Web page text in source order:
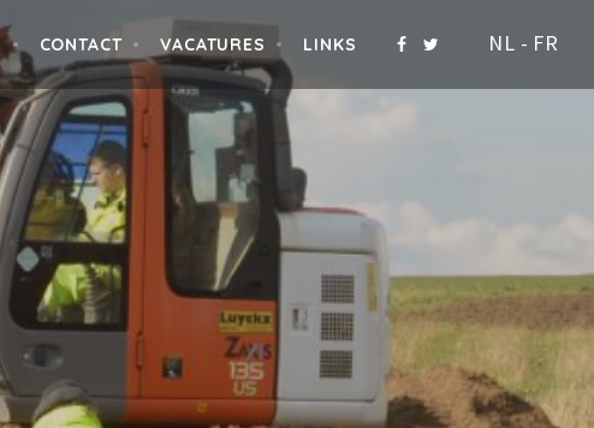
CONTACT VACATURES LINKS NL - FR